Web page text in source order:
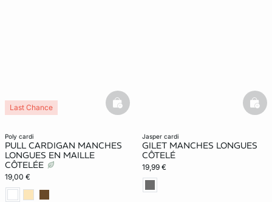
poly cardi
PULL CARDIGAN MANCHES
LONGUES EN MAILLE
CÔTELÉE
19,00 €
Last Chance basketfull
jasper cardi
GILET MANCHES LONGUES
CÔTELÉ
19,99 €